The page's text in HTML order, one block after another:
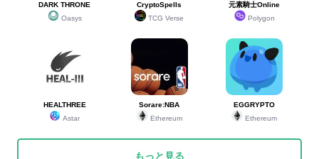
DARK THRONE
Oasys
CryptoSpells
TCG Verse
元素騎士Online
Polygon
HEALTHREE
Astar
Sorare:NBA
Ethereum
EGGRYPTO
Ethereum
もっと見る